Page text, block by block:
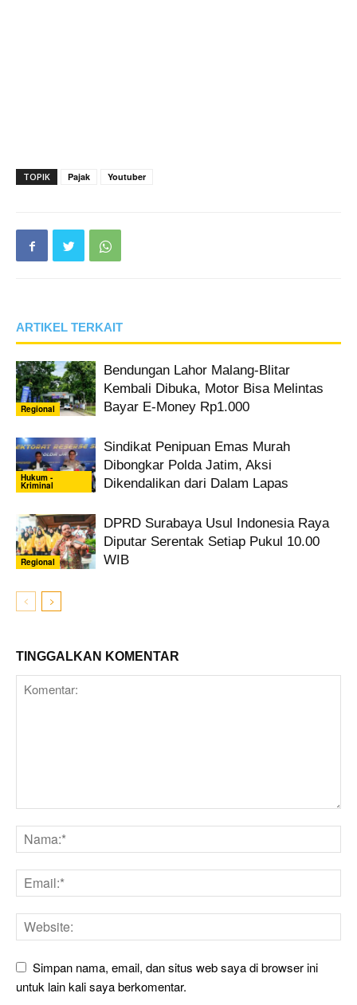
TOPIK Pajak Youtuber
ARTIKEL TERKAIT
Regional
Bendungan Lahor Malang-Blitar
Kembali Dibuka, Motor Bisa Melintas
Bayar E-Money Rp1.000
Hukum -
Kriminal
Sindikat Penipuan Emas Murah
Dibongkar Polda Jatim, Aksi
Dikendalikan dari Dalam Lapas
Regional
DPRD Surabaya Usul Indonesia Raya
Diputar Serentak Setiap Pukul 10.00
WIB
TINGGALKAN KOMENTAR
Simpan nama, email, dan situs web saya di browser ini
untuk lain kali saya berkomentar.